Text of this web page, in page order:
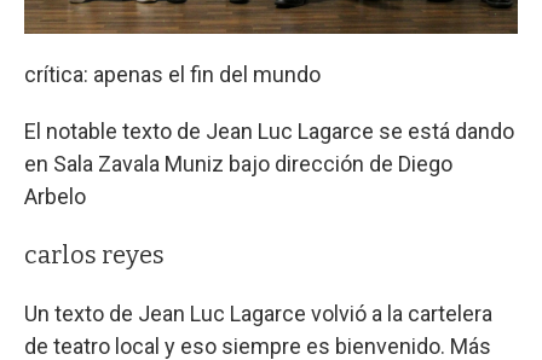
crítica: apenas el fin del mundo
El notable texto de Jean Luc Lagarce se está dando
en Sala Zavala Muniz bajo dirección de Diego
Arbelo
carlos reyes
Un texto de Jean Luc Lagarce volvió a la cartelera
de teatro local y eso siempre es bienvenido. Más